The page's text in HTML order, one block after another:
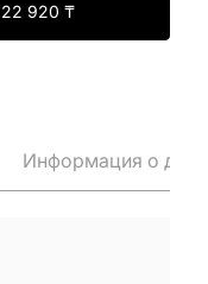
22 920 ₸
Информация о